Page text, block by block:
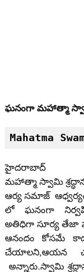
ఘనంగా మహాత్మా
Mahatma
హైదరాబాద్
మహాత్మా స్వామి
ఆర్య సమాజ్
లో ఘనంగా
అతిధిగా సూర్య తేజా
ఆనందం కోసమే
చేయాలని,ఆయన
అన్నారు.స్వామి